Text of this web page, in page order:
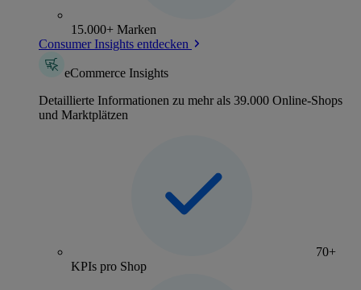
15.000+ Marken
Consumer Insights entdecken
eCommerce Insights
Detaillierte Informationen zu mehr als 39.000 Online-Shops
und Marktplätzen
70+
KPIs pro Shop